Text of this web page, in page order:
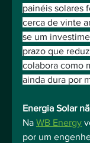
painéis solares
cerca de vinte
se um
prazo que
colabora como
ainda dura por
Energia Solar
Na WB Energy
por um